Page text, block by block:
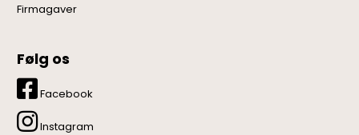
Firmagaver
Følg os
Facebook
Instagram